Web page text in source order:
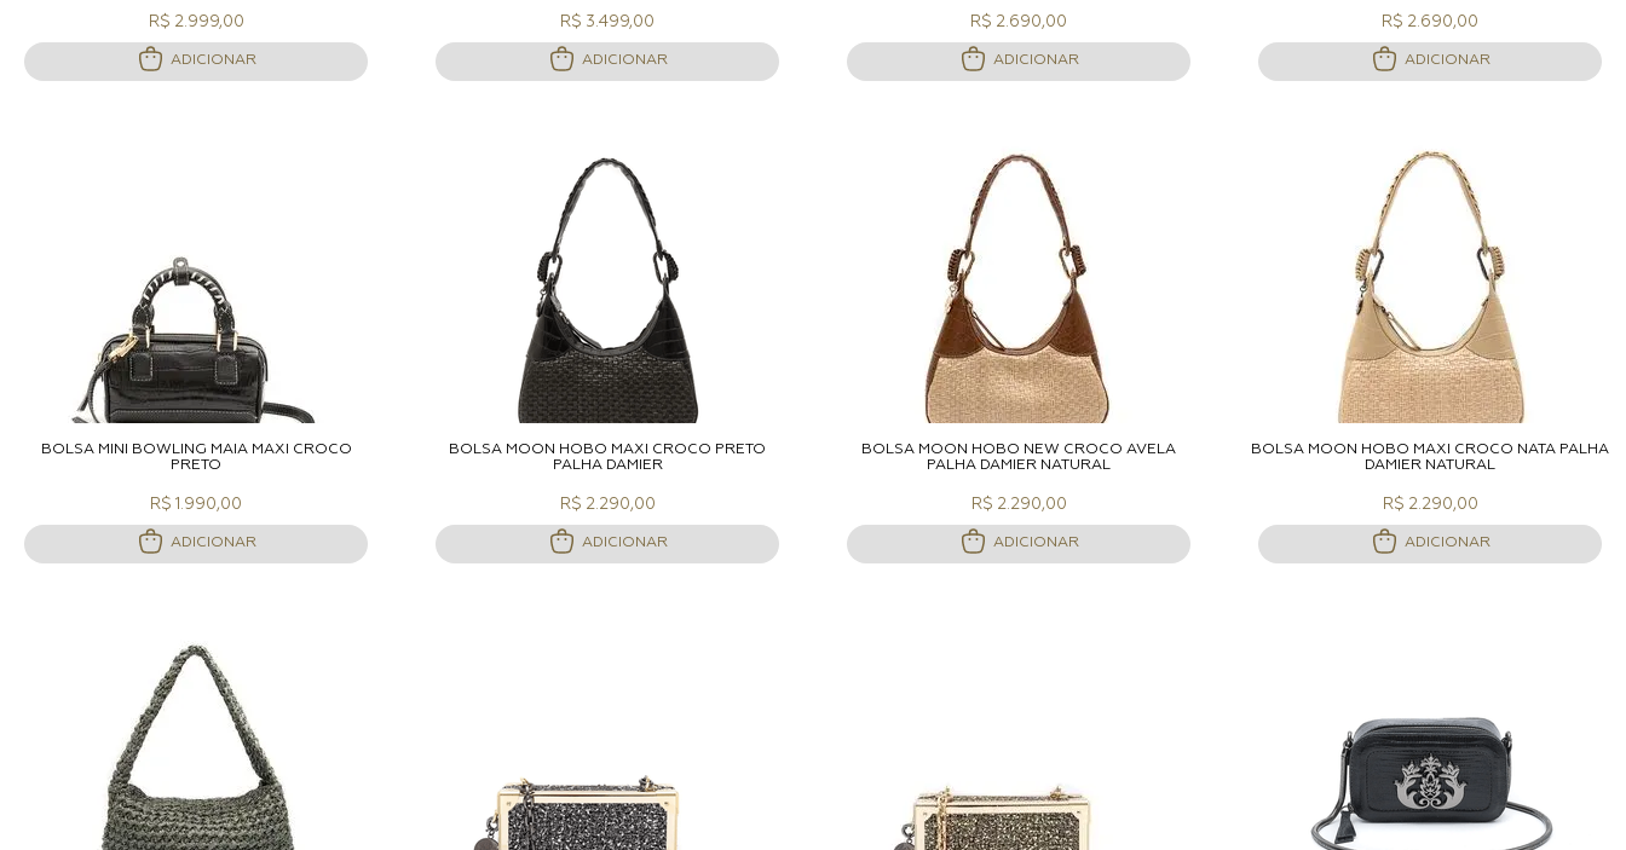
R$ 2.999,00
ADICIONAR
R$ 3.499,00
ADICIONAR
R$ 2.690,00
ADICIONAR
R$ 2.690,00
ADICIONAR
ADICIONAR A SACOLA
BOLSA MINI BOWLING MAIA MAXI CROCO
PRETO
R$ 1.990,00
ADICIONAR
ADICIONAR A SACOLA
BOLSA MOON HOBO MAXI CROCO PRETO
PALHA DAMIER
R$ 2.290,00
ADICIONAR
ADICIONAR A SACOLA
BOLSA MOON HOBO NEW CROCO AVELÃ
PALHA DAMIER NATURAL
R$ 2.290,00
ADICIONAR
ADICIONAR A SACOLA
BOLSA MOON HOBO MAXI CROCO NATA PALHA
DAMIER NATURAL
R$ 2.290,00
ADICIONAR